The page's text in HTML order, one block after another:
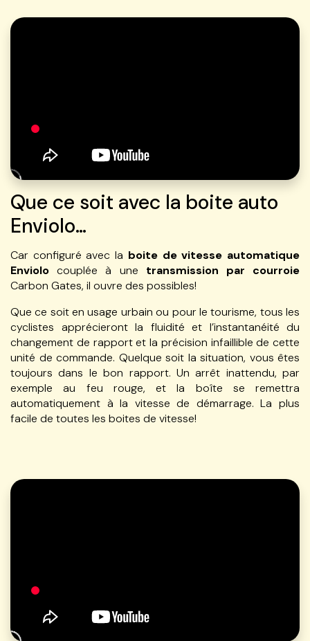
Que ce soit avec la boite auto
Enviolo…
Car configuré avec la boite de vitesse automatique
Enviolo couplée à une transmission par courroie
Carbon Gates, il ouvre des possibles!
Que ce soit en usage urbain ou pour le tourisme, tous les
cyclistes apprécieront la fluidité et l’instantanéité du
changement de rapport et la précision infaillible de cette
unité de commande. Quelque soit la situation, vous êtes
toujours dans le bon rapport. Un arrêt inattendu, par
exemple au feu rouge, et la boîte se remettra
automatiquement à la vitesse de démarrage. La plus
facile de toutes les boites de vitesse!